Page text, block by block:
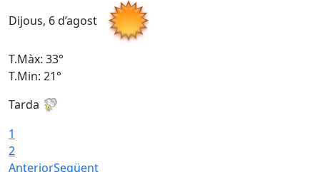
Dijous, 6 d’agost
T.Màx: 33°
T.Min: 21°
Tarda
1
2
AnteriorSegüent